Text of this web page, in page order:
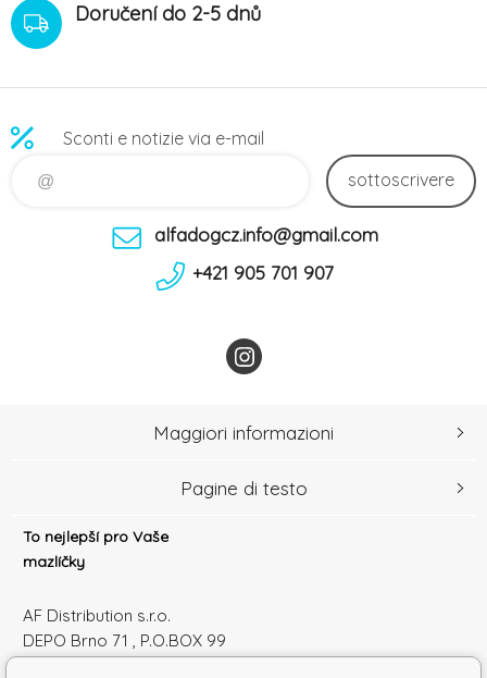
Doručení do 2-5 dnů
Sconti e notizie via e-mail
sottoscrivere
alfadogcz.info@gmail.com
+421 905 701 907
To nejlepší pro Vaše
mazlíčky
AF Distribution s.r.o.
DEPO Brno 71 , P.O.BOX 99
Maggiori informazioni
Pagine di testo